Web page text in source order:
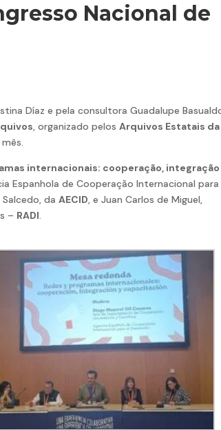
Nacional de
Díaz e pela consultora Guadalupe
, organizado pelosArquivos Estatais da
internacionais: cooperação,
Espanhola de Cooperação Internacional
Salcedo, daAECID, e Juan Carlos de Miguel,
– RADI.